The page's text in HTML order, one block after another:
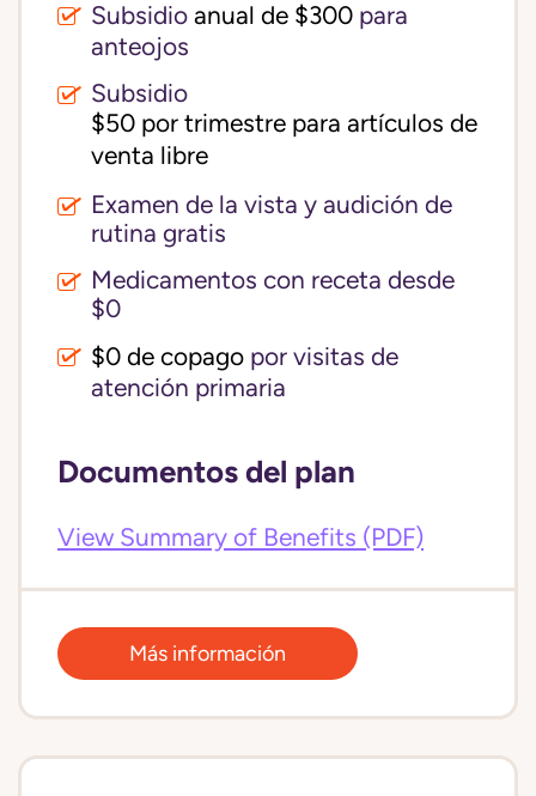
Subsidio anual de $300 para
anteojos
Subsidio
$50 por trimestre para artículos de
venta libre
Examen de la vista y audición de
rutina gratis
Medicamentos con receta desde
$0
$0 de copago por visitas de
atención primaria
Documentos del plan
View Summary of Benefits (PDF)
Más información